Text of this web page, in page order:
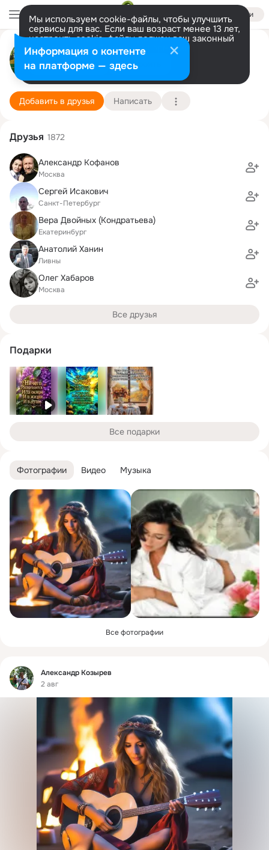
Войти
Мы используем cookie-файлы, чтобы улучшить
сервисы для вас. Если ваш возраст менее 13 лет,
настроить cookie-файлы должен ваш законный
представитель. Больше информации
Разрешить все Настроить
Александр Козырев
.Карабулак 1 февраля Подробнее
Добавить в друзья Написать
Фотографии Видео Музыка
Все фотографии
Фид
Александр Козырев
2 авг
Друзья 1872
Александр Кофанов
Москва
Сергей Исакович
Санкт-Петербург
Вера Двойных (Кондратьева)
Екатеринбург
Анатолий Ханин
Ливны
Олег Хабаров
Москва
Все друзья
Подарки
Все подарки
Информация о контенте
на платформе — здесь